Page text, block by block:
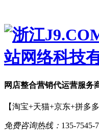
网店整合营销代运营服务
【淘宝+天猫+京东+拼多
免费咨询热线： 135-7545-